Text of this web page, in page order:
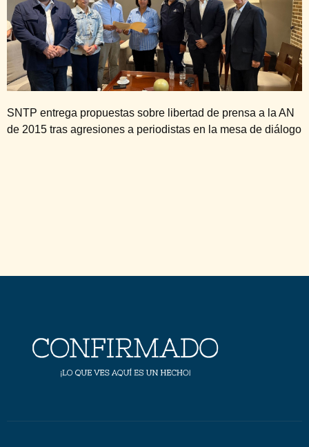
SNTP entrega propuestas sobre libertad de prensa a la AN
de 2015 tras agresiones a periodistas en la mesa de diálogo